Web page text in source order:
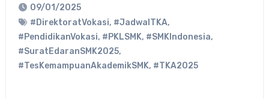
09/01/2025
#DirektoratVokasi, #JadwalTKA,
#PendidikanVokasi, #PKLSMK, #SMKIndonesia,
#SuratEdaranSMK2025,
#TesKemampuanAkademikSMK, #TKA2025